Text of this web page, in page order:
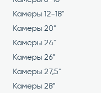
Камеры 12-18"
Камеры 20"
Камеры 24"
Камеры 26"
Камеры 27,5"
Камеры 28"